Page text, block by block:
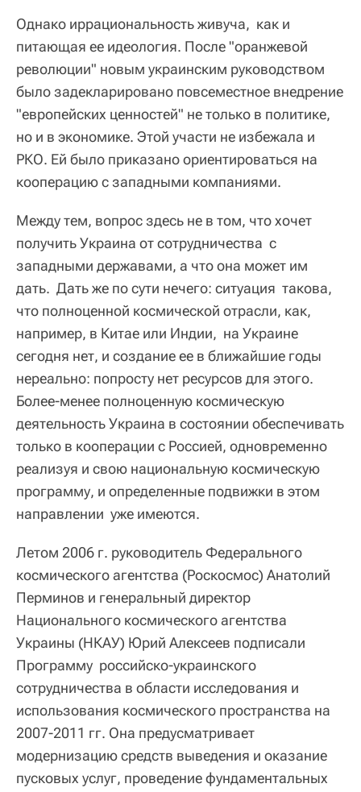
Однако иррациональность живуча, как и
питающая ее идеология. После "оранжевой
революции" новым украинским руководством
было задекларировано повсеместное внедрение
"европейских ценностей" не только в политике,
но и в экономике. Этой участи не избежала и
РКО. Ей было приказано ориентироваться на
кооперацию с западными компаниями.
Между тем, вопрос здесь не в том, что хочет
получить Украина от сотрудничества с
западными державами, а что она может им
дать. Дать же по сути нечего: ситуация такова,
что полноценной космической отрасли, как,
например, в Китае или Индии, на Украине
сегодня нет, и создание ее в ближайшие годы
нереально: попросту нет ресурсов для этого.
Более-менее полноценную космическую
деятельность Украина в состоянии обеспечивать
только в кооперации с Россией, одновременно
реализуя и свою национальную космическую
программу, и определенные подвижки в этом
направлении уже имеются.
Летом 2006 г. руководитель Федерального
космического агентства (Роскосмос) Анатолий
Перминов и генеральный директор
Национального космического агентства
Украины (НКАУ) Юрий Алексеев подписали
Программу российско-украинского
сотрудничества в области исследования и
использования космического пространства на
2007-2011 гг. Она предусматривает
модернизацию средств выведения и оказание
пусковых услуг, проведение фундаментальных